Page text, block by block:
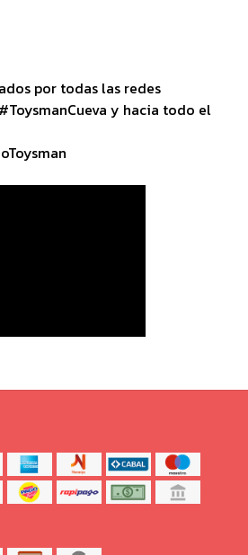
por todas las redes
y hacia todo el